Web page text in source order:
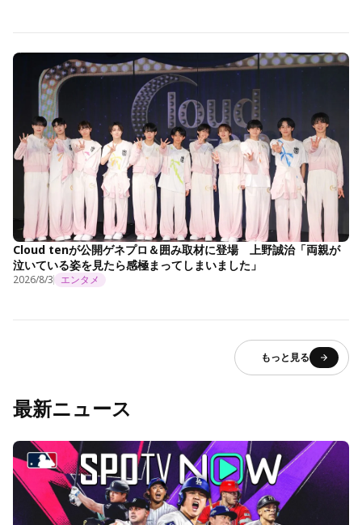
Cloud tenが公開ゲネプロ＆囲み取材に登場 上野誠治「両親が
泣いている姿を見たら感極まってしまいました」
2026/8/3 エンタメ
もっと見る
最新ニュース